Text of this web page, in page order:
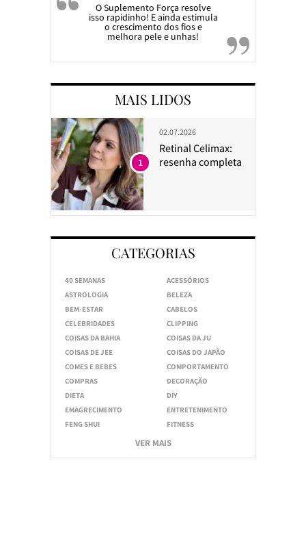
O Suplemento Força resolve
isso rapidinho! E ainda estimula
o crescimento dos fios e
melhora pele e unhas!
MAIS LIDOS
02.07.2026
Retinal Celimax:
resenha completa
1
CATEGORIAS
40 SEMANAS
ACESSÓRIOS
ASTROLOGIA
BELEZA
BEM-ESTAR
CABELOS
CELEBRIDADES
CLIPPING
COISAS DA BAHIA
COISAS DA JU
COISAS DE JEE
COISAS DO JAPÃO
COMES E BEBES
COMPORTAMENTO
COMPRAS
DECORAÇÃO
DIETA
DIY
EMAGRECIMENTO
ENTRETENIMENTO
FENG SHUI
FITNESS
VER MAIS